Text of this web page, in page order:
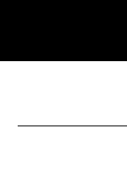
springen
springen